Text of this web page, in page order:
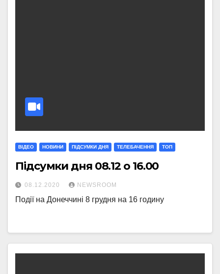
ВІДЕО НОВИНИ ПІДСУМКИ ДНЯ ТЕЛЕБАЧЕННЯ ТОП
Підсумки дня 08.12 о 16.00
08.12.2020 NEWSROOM
Події на Донеччині 8 грудня на 16 годину